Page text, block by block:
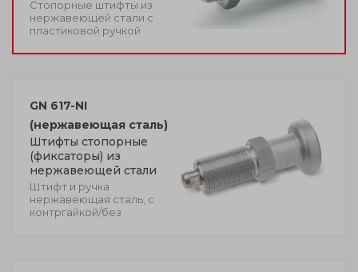
Стопорные штифты из
нержавеющей стали с
пластиковой ручкой
GN 617-NI
(нержавеющая сталь)
Штифты стопорные
(фиксаторы) из
нержавеющей стали
Штифт и ручка
нержавеющая сталь, с
контргайкой/без